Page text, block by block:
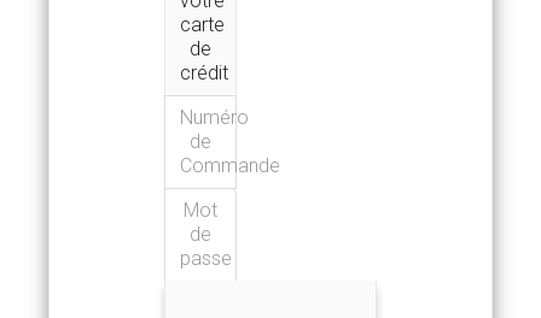
carte
de
crédit
Numéro
de
Commande
Mot
de
passe